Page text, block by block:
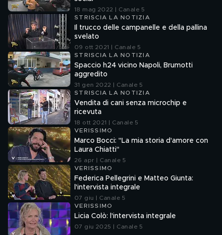
18 mag 2022 | Canale 5
STRISCIA LA NOTIZIA
Il trucco delle campanelle e della pallina
svelato
09 ott 2021 | Canale 5
STRISCIA LA NOTIZIA
Spaccio h24 vicino Napoli, Brumotti
aggredito
31 gen 2022 | Canale 5
STRISCIA LA NOTIZIA
Vendita di cani senza microchip e
ricevuta
18 ott 2021 | Canale 5
VERISSIMO
Marco Bocci: "La mia storia d'amore con
Laura Chiatti"
26 apr | Canale 5
VERISSIMO
Federica Pellegrini e Matteo Giunta:
l'intervista integrale
07 giu | Canale 5
VERISSIMO
Licia Colò: l'intervista integrale
07 giu 2025 | Canale 5